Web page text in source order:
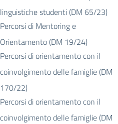
linguistiche studenti (DM 65/23)
Percorsi di Mentoring e
Orientamento (DM 19/24)
Percorsi di orientamento con il
coinvolgimento delle famiglie (DM
170/22)
Percorsi di orientamento con il
coinvolgimento delle famiglie (DM